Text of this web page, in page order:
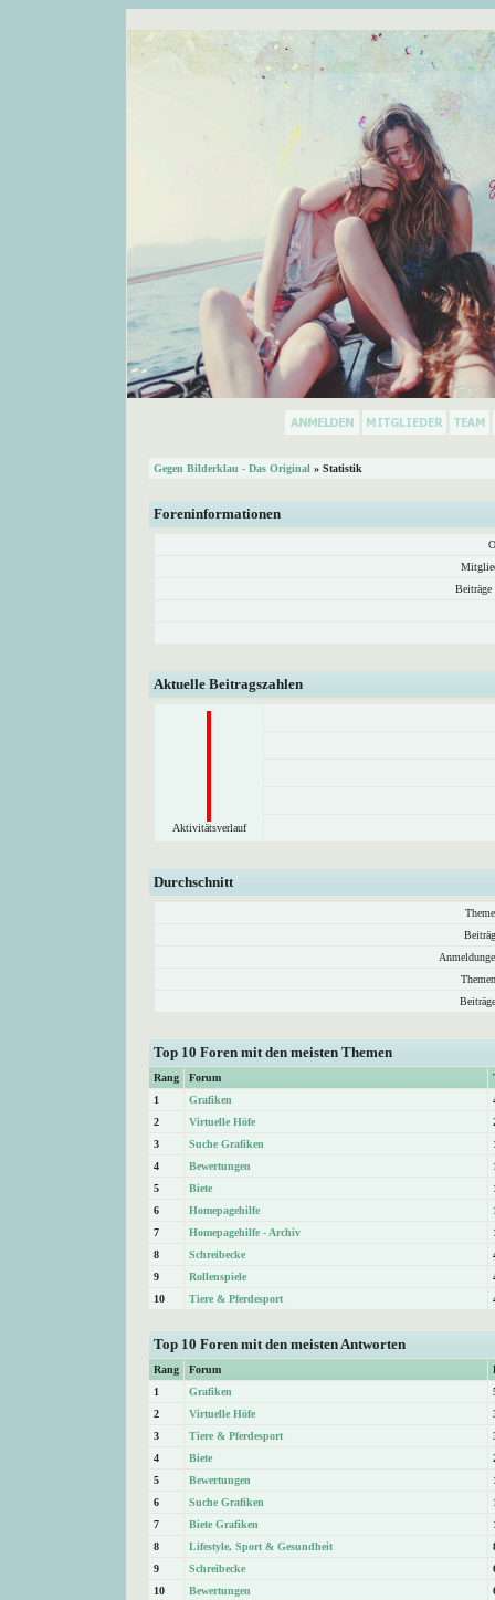
Gegen Bilderklau - Das Original » Statistik
Foreninformationen
Beiträge
Aktuelle Beitragszahlen
Aktivitätsverlauf
Durchschnitt
Top 10 Foren mit den meisten Themen
Rang Forum
1
Grafiken
2
Virtuelle Höfe
3
Suche Grafiken
4
Bewertungen
5
Biete
6
Homepagehilfe
7
Homepagehilfe - Archiv
8
Schreibecke
9
Rollenspiele
10
Tiere & Pferdesport
Top 10 Foren mit den meisten Antworten
Rang Forum
1
Grafiken
2
Virtuelle Höfe
3
Tiere & Pferdesport
4
Biete
5
Bewertungen
6
Suche Grafiken
7
Biete Grafiken
8
Lifestyle, Sport & Gesundheit
9
Schreibecke
10
Bewertungen